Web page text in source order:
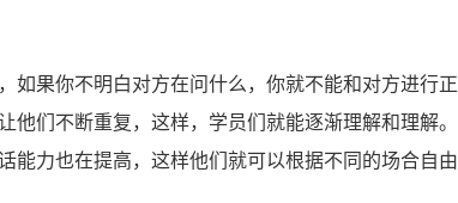
如果你不明白对方在问什么，你就不能和对方进行正
们不断重复，这样，学员们就能逐渐理解和理解。
能力也在提高，这样他们就可以根据不同的场合自由